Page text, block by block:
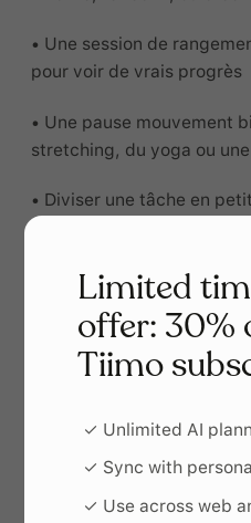
Limited
offer: 30%
Tiimo
✓ Unlimited AI
✓ Sync with
✓ Use across web
• Une session de
pour voir de vrais progrès
• Une pause mouvement
stretching, du yoga ou
• Diviser une tâche en
Le temps file vite.
minuteur de 20 minutes